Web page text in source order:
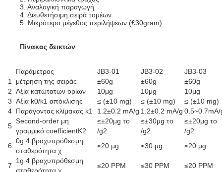
3. Αναλογική παραγωγή
4. Διευθετήσιμη σειρά τομέων
5. Μικρότερο μέγεθος περιλήψεων (£30gram)
Πίνακας δεικτών
Παράμετρος JB3-01 JB3-02
JB3-03
1
μέτρηση της σειράς ±60g ±60g
±60g
2 Αξία κατώτατων ορίων 10μg 10μg
10μg
3 Αξία k0/k1 απόκλισης ≤ (±10 mg) ≤ (±10 mg)
≤ (±10 mg)
4 Παράγοντας κλίμακας k1 1.2±0.2 mA/g 1.2±0.2 mA/g 0.5~0.7mA/
5
Second-order μη
γραμμικό coefficientK2
≤±20μg το
/g2
≤±30μg το
/g2
≤±20μg το
/g2
6
0g 4 βραχυπρόθεσμη
σταθερότητα χ
≤20 μg ≤30 μg ≤20 μg
7
1g 4 βραχυπρόθεσμη
≤20 PPM ≤30 PPM ≤20 PPM